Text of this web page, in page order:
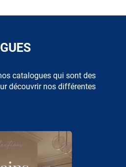
catalogues qui sont des
découvrir nos différentes